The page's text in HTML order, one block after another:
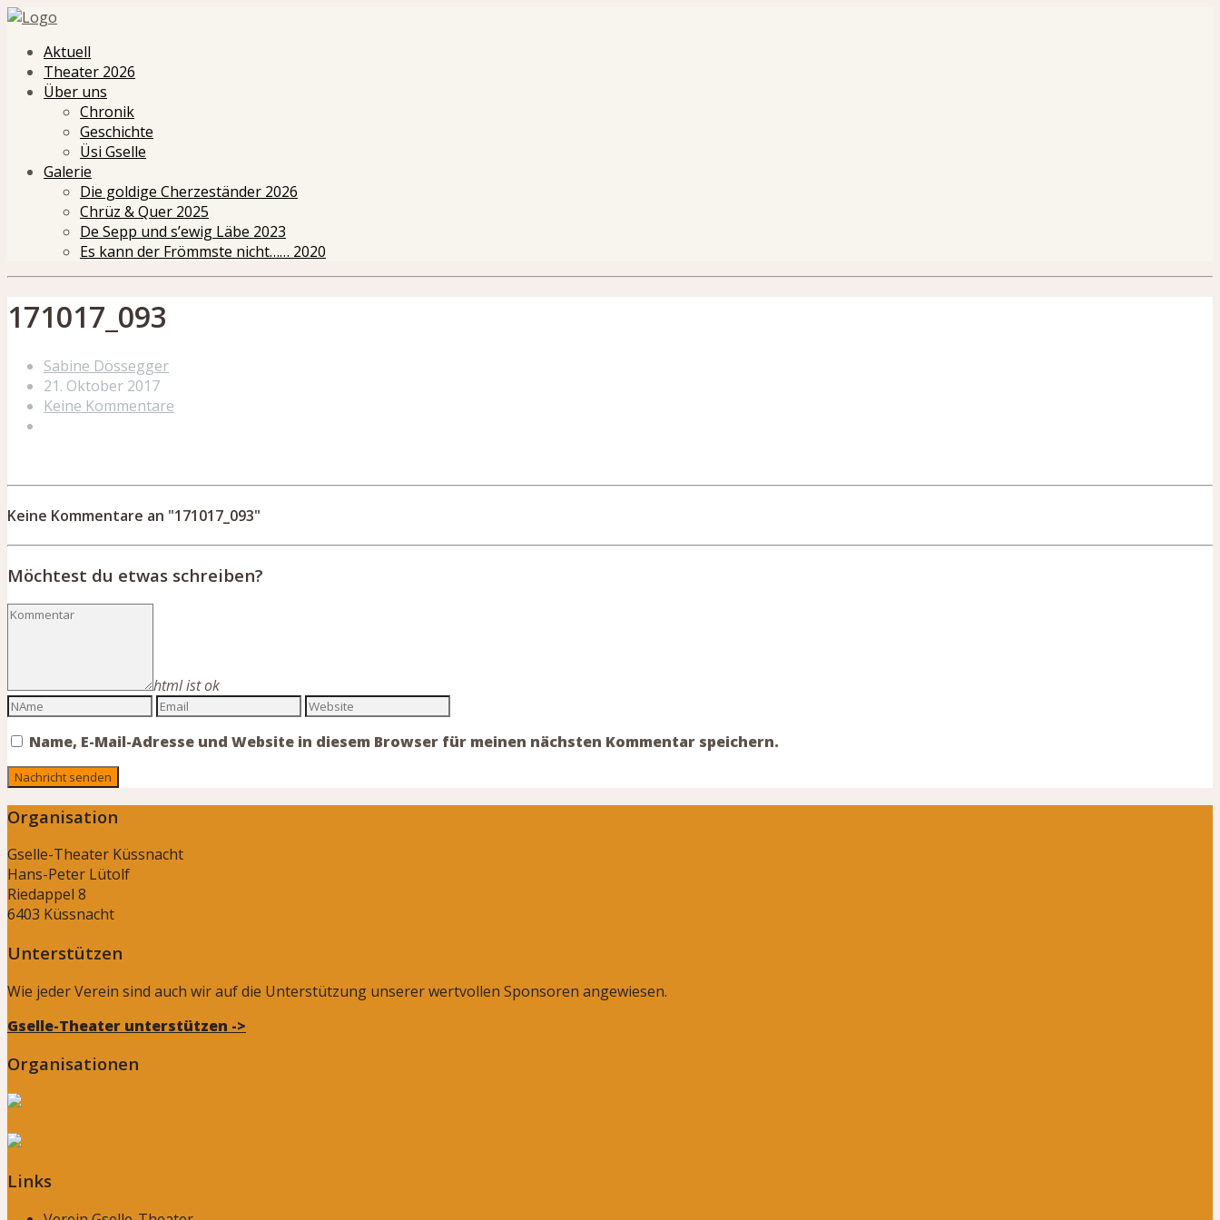
Aktuell
Theater 2026
Über uns
Chronik
Geschichte
Üsi Gselle
Galerie
Die goldige Cherzeständer 2026
Chrüz & Quer 2025
De Sepp und s’ewig Läbe 2023
Es kann der Frömmste nicht…… 2020
171017_093
Sabine Dössegger
21. Oktober 2017
Keine Kommentare
Keine Kommentare an "171017_093"
Möchtest du etwas schreiben?
html ist ok
Name, E-Mail-Adresse und Website in diesem Browser für meinen nächsten Kommentar speichern.
Organisation
Gselle-Theater Küssnacht
Hans-Peter Lütolf
Riedappel 8
6403 Küssnacht
Unterstützen
Wie jeder Verein sind auch wir auf die Unterstützung unserer wertvollen Sponsoren angewiesen.
Gselle-Theater unterstützen ->
Organisationen
Links